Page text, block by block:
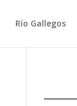
Río Gallegos